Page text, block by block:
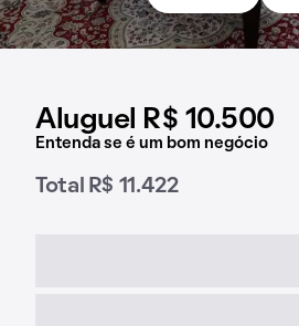
Aluguel R$ 10.500
Entenda se é um bom negócio
Total R$ 11.422